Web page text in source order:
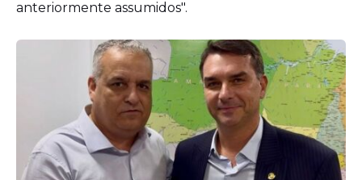
anteriormente assumidos".